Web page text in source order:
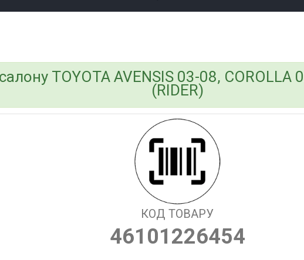
TOYOTA AVENSIS 03-08, COROLLA
(RIDER)
КОД ТОВАРУ
46101226454